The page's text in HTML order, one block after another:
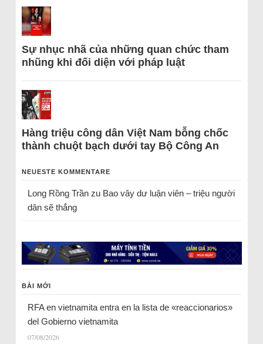
Sự nhục nhã của những quan chức tham
nhũng khi đối diện với pháp luật
Hàng triệu công dân Việt Nam bỗng chốc
thành chuột bạch dưới tay Bộ Công An
NEUESTE KOMMENTARE
Long Rồng Trầnzu Bao vây dư luận viên – triệu người
dân sẽ thắng
BÀI MỚI
RFA en vietnamita entra en la lista de «reaccionarios»
del Gobierno vietnamita
07/08/2026